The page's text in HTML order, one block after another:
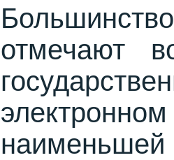
отмечают
наименьшей